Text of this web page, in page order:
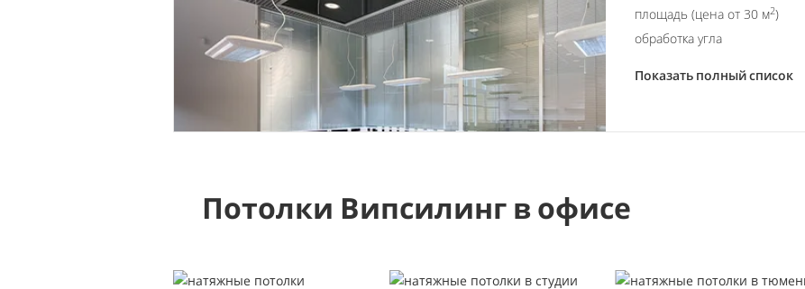
площадь (цена от 30 м2)
обработка угла
Показать полный список
Потолки Випсилинг в офисе